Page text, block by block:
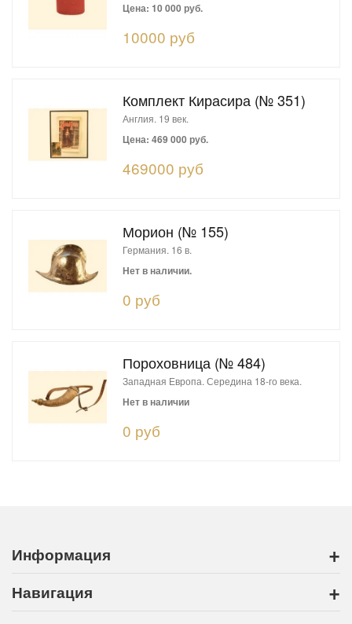
Цена: 10 000 руб.
10000 руб
Комплект Кирасира (№ 351)
Англия. 19 век.
Цена: 469 000 руб.
469000 руб
Морион (№ 155)
Германия. 16 в.
Нет в наличии.
0 руб
Пороховница (№ 484)
Западная Европа. Середина 18-го века.
Нет в наличии
0 руб
Информация +
Навигация +